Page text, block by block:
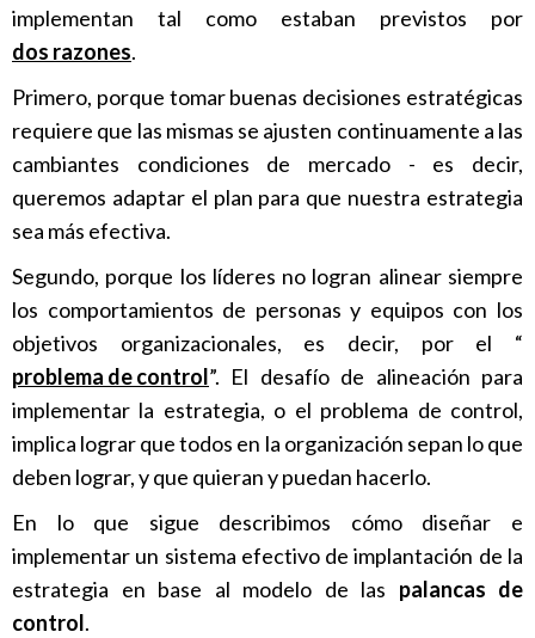
implementan tal como estaban previstos por
dos razones.
Primero, porque tomar buenas decisiones estratégicas
requiere que las mismas se ajusten continuamente a las
cambiantes condiciones de mercado - es decir,
queremos adaptar el plan para que nuestra estrategia
sea más efectiva.
Segundo, porque los líderes no logran alinear siempre
los comportamientos de personas y equipos con los
objetivos organizacionales, es decir, por el “
problema de control”. El desafío de alineación para
implementar la estrategia, o el problema de control,
implica lograr que todos en la organización sepan lo que
deben lograr, y que quieran y puedan hacerlo.
En lo que sigue describimos cómo diseñar e
implementar un sistema efectivo de implantación de la
estrategia en base al modelo de las palancas de
control.